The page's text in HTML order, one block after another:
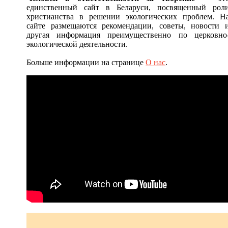
единственный сайт в Беларуси, посвященный
христианства в решении экологических проблем.
сайте размещаются рекомендации, советы, новости
другая информация преимущественно по
экологической деятельности.
Больше информации на страницеО нас.